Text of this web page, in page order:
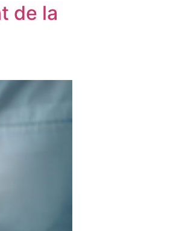
de la